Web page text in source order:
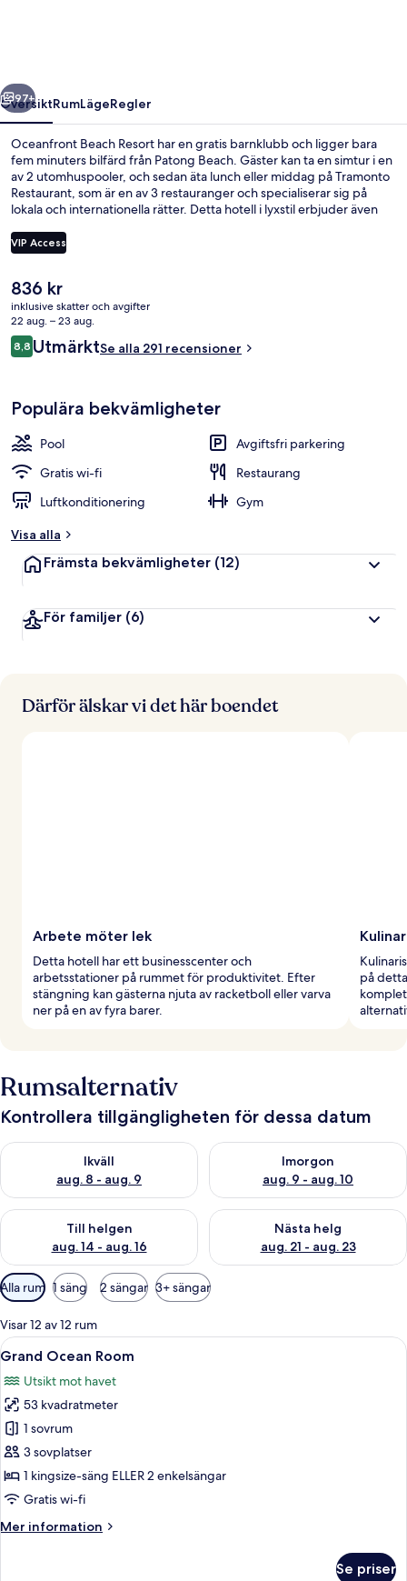
Nästa
97+
ÖversiktRumLägeRegler
Oceanfront Beach Resort har en gratis barnklubb och ligger bara
fem minuters bilfärd från Patong Beach. Gäster kan ta en simtur i en
av 2 utomhuspooler, och sedan äta lunch eller middag på Tramonto
Restaurant, som är en av 3 restauranger och specialiserar sig på
lokala och internationella rätter. Detta hotell i lyxstil erbjuder även
Andra resenärer uppskattar den hjälpsamma personalen.
VIP Access
Det
nuvarande
priset
är
836 kr
836 kr
inklusive skatter och avgifter
22 aug. – 23 aug.
Recensioner
8,88,8 av 10,
UtmärktSe alla 291 recensioner
Populära bekvämligheter
Pool
Avgiftsfri parkering
Gratis wi-fi
Restaurang
Luftkonditionering
Gym
Visa alla
Främsta bekvämligheter (12)
För familjer (6)
Därför älskar vi det här boendet
Arbete möter lek
Detta hotell har ett businesscenter och
arbetsstationer på rummet för produktivitet. Efter
stängning kan gästerna njuta av racketboll eller varva
ner på en av fyra barer.
på
Rumsalternativ
Kontrollera tillgängligheten för dessa datum
Ikväll
aug. 8 - aug. 9
Kontrollera tillgängligheten för ikväll aug. 8 - aug. 9
Imorgon
aug. 9 - aug. 10
Kontrollera tillgängligheten
Till helgen
aug. 14 - aug. 16
Kontrollera tillgängligheten för den här helgen aug. 14 - aug.
Nästa helg
aug. 21 - aug. 23
Kontrollera tillgängligheten
Tillgängliga
filter
för
rum
Alla rum 1 säng 2 sängar 3+ sängar
Visar 12 av 12 rum
Öppna
alla
foton
för
Grand
Ocean
Room
Ett modernt hotellrum med en stor
10
Grand Ocean Room
Utsikt mot havet
53 kvadratmeter
1 sovrum
3 sovplatser
1 kingsize-säng ELLER 2 enkelsängar
Gratis wi-fi
Mer information
Mer
Se priser